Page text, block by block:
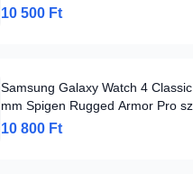
szénszürke
10 500 Ft
Samsung Galaxy Watch 4
mm Spigen Rugged Armor Pro
tok matt fekete
10 800 Ft